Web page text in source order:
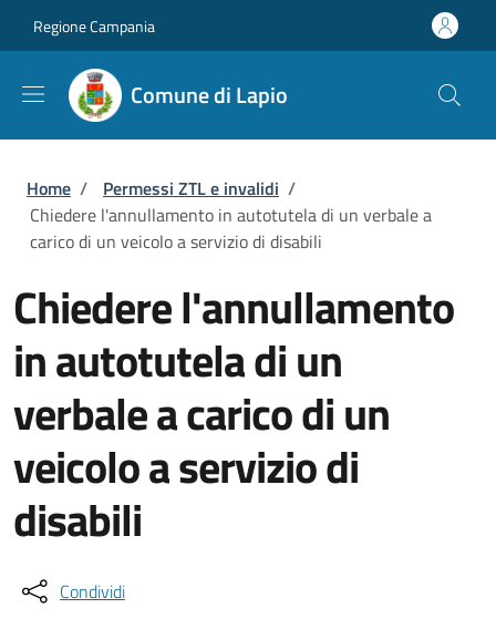
Regione Campania
Comune di Lapio
Briciole di pane
Home / Permessi ZTL e invalidi /
Chiedere l'annullamento in autotutela di un verbale a
carico di un veicolo a servizio di disabili
Chiedere l'annullamento
in autotutela di un
verbale a carico di un
veicolo a servizio di
disabili
Condividi